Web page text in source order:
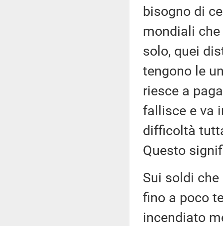
bisogno di
mondiali
solo, quei
tengono le
riesce a
fallisce e va
difficoltà
Questo
Sui soldi
fino a poco
incendiato